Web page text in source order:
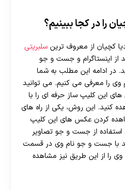
را در کجا ببینیم؟
کچیان از معروف ترین سلبریتی
از اینستاگرام و جست و جو
در ادامه این مطلب به شما
را معرفی می کنیم. می توانید
این کلیپ ساز حرفه ای را با
کنید. این روش، یکی از راه های
کردن عکس های این کلیپ
از جست و جو تصاویر
با جست و جو نام وی در قسمت
را از این طریق نیز مشاهده